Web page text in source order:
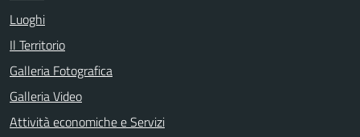
Luoghi
Il Territorio
Galleria Fotografica
Galleria Video
Attività economiche e Servizi